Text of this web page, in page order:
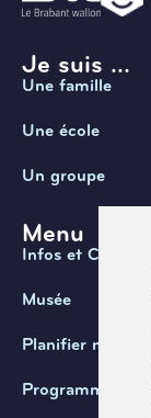
Je suis ...
Une famille
Une école
Un groupe
Menu
Infos et Contact
Musée
Planifier ma
Programmation